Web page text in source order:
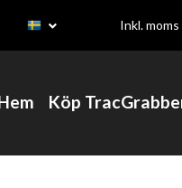
Inkl. moms
Köp